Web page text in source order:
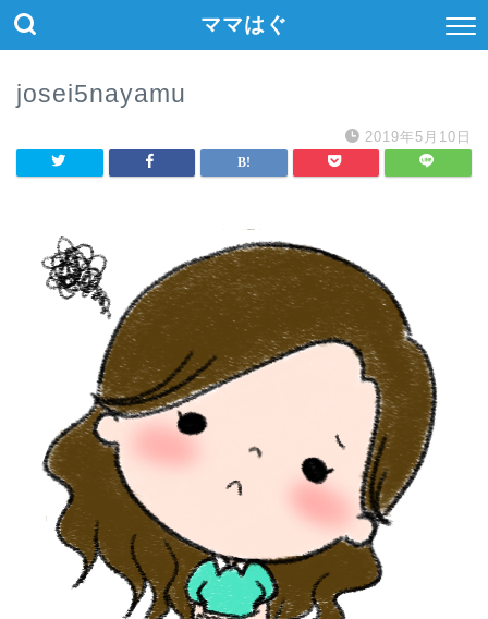
ママはぐ
josei5nayamu
2019年5月10日